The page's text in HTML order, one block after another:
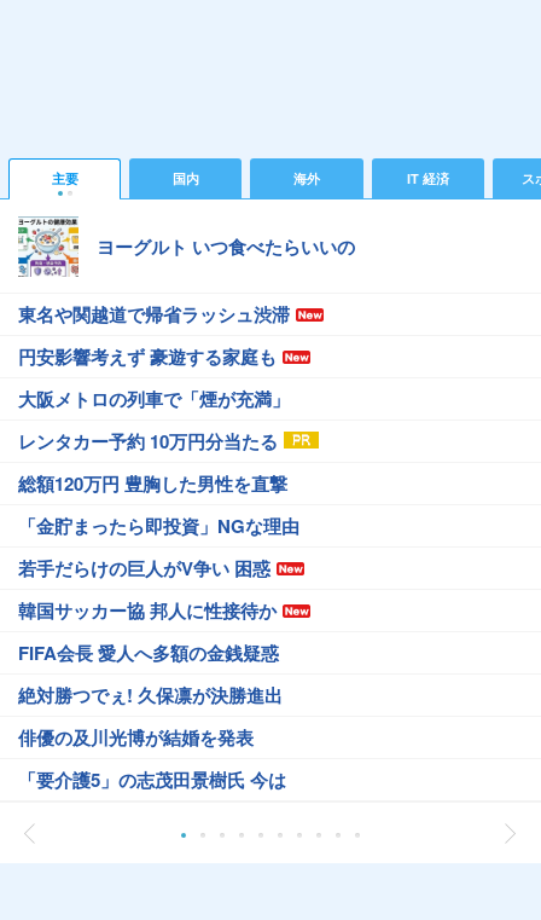
主要 国内 海外 IT 経済 ス
ヨーグルト いつ食べたらいいの
東名や関越道で帰省ラッシュ渋滞
円安影響考えず 豪遊する家庭も
大阪メトロの列車で「煙が充満」
レンタカー予約 10万円分当たる
総額120万円 豊胸した男性を直撃
「金貯まったら即投資」NGな理由
若手だらけの巨人がV争い 困惑
韓国サッカー協 邦人に性接待か
FIFA会長 愛人へ多額の金銭疑惑
絶対勝つでぇ! 久保凛が決勝進出
俳優の及川光博が結婚を発表
「要介護5」の志茂田景樹氏 今は